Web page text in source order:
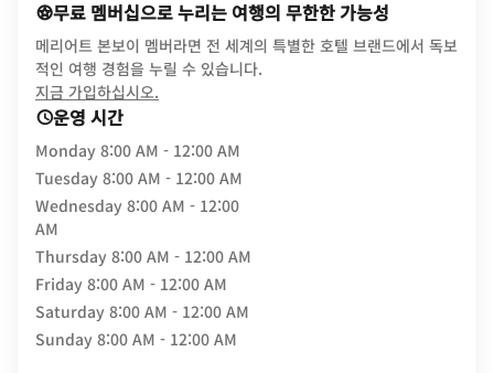
무료 멤버십으로 누리는 여행의 무한한 가능성
메리어트 본보이 멤버라면 전 세계의 특별한 호텔 브랜드에서 독보
적인 여행 경험을 누릴 수 있습니다.
지금 가입하십시오.
운영 시간
Monday 8:00 AM - 12:00 AM
Tuesday 8:00 AM - 12:00 AM
Wednesday 8:00 AM - 12:00
AM
Thursday 8:00 AM - 12:00 AM
Friday 8:00 AM - 12:00 AM
Saturday 8:00 AM - 12:00 AM
Sunday 8:00 AM - 12:00 AM